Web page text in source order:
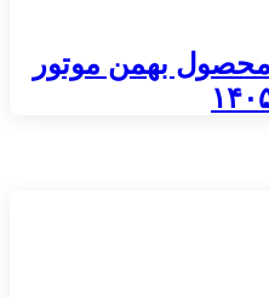
بهمن موتور